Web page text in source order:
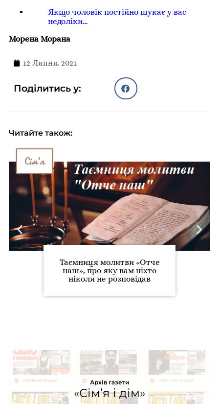
Якщо чоловік постійно шукає у вас
недоліки…
Морена Морана
12 Липня, 2021
Поділитись у:
Читайте також:
Сім'я
Таємниця молитви «Отче
наш», про яку вам ніхто
ніколи не розповідав
Архів газети
«Сім’я і дім»